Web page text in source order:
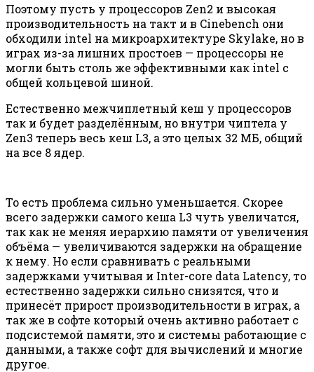
Поэтому пусть у процессоров Zen2 и высокая
производительность на такт и в Cinebench они
обходили intel на микроархитектуре Skylake, но в
играх из-за лишних простоев — процессоры не
могли быть столь же эффективными как intel с
общей кольцевой шиной.
Естественно межчиплетный кеш у процессоров
так и будет разделённым, но внутри чиптела у
Zen3 теперь весь кеш L3, а это целых 32 МБ, общий
на все 8 ядер.
То есть проблема сильно уменьшается. Скорее
всего задержки самого кеша L3 чуть увеличатся,
так как не меняя иерархию памяти от увеличения
объёма — увеличиваются задержки на обращение
к нему. Но если сравнивать с реальными
задержками учитывая и Inter-core data Latency, то
естественно задержки сильно снизятся, что и
принесёт прирост производительности в играх, а
так же в софте который очень активно работает с
подсистемой памяти, это и системы работающие с
данными, а также софт для вычислений и многие
другое.